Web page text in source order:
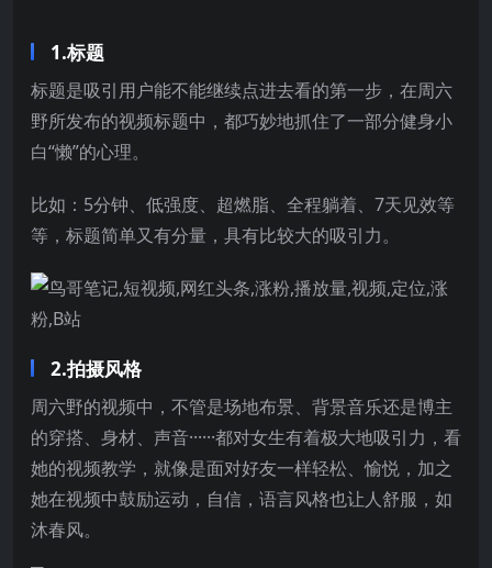
1.标题
标题是吸引用户能不能继续点进去看的第一步，在周六
野所发布的视频标题中，都巧妙地抓住了一部分健身小
白“懒”的心理。
比如：5分钟、低强度、超燃脂、全程躺着、7天见效等
等，标题简单又有分量，具有比较大的吸引力。
2.拍摄风格
周六野的视频中，不管是场地布景、背景音乐还是博主
的穿搭、身材、声音······都对女生有着极大地吸引力，看
她的视频教学，就像是面对好友一样轻松、愉悦，加之
她在视频中鼓励运动，自信，语言风格也让人舒服，如
沐春风。